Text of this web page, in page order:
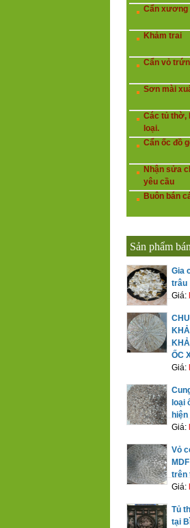
Cẩn xương
Khảm trai
Cẩn vỏ
Sơn mài
Các tủ thờ,
loại.
Cẩn ốc đồ
Nhận sửa
yêu cầu
Buôn bán
Sản phẩm
Gia
trâu
Giá:
ỐC
Giá:
loại
Giá:
Vỏ
trên
Giá:
Tủ
tại